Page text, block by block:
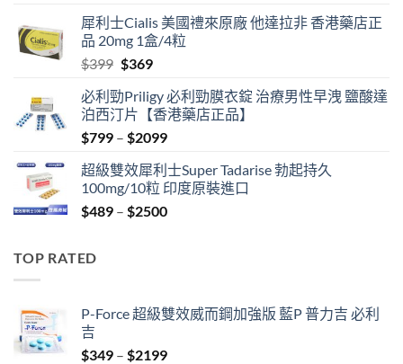
was:
$500.
is:
$450.
犀利士Cialis 美國禮來原廠 他達拉非 香港藥店正
品 20mg 1盒/4粒
$399 Original
was:
$399.
$369Current
is:
$369.
必利勁Priligy 必利勁膜衣錠 治療男性早洩 鹽酸達
泊西汀片【香港藥店正品】
$799 – $2099Price
$799
through
$2099
超級雙效犀利士Super Tadarise 勃起持久
100mg/10粒 印度原裝進口
$489 – $2500Price
TOP RATED
P-Force 超級雙效威而鋼加強版 藍P 普力吉 必利
吉
$349 – $2199Price